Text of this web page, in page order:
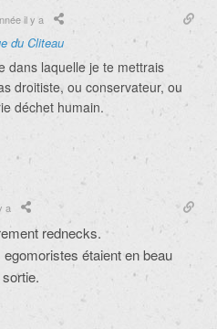
il y a
du Cliteau
dans laquelle je te mettrais
droitiste, ou conservateur, ou
déchet humain.
a
rednecks.
étaient en beau